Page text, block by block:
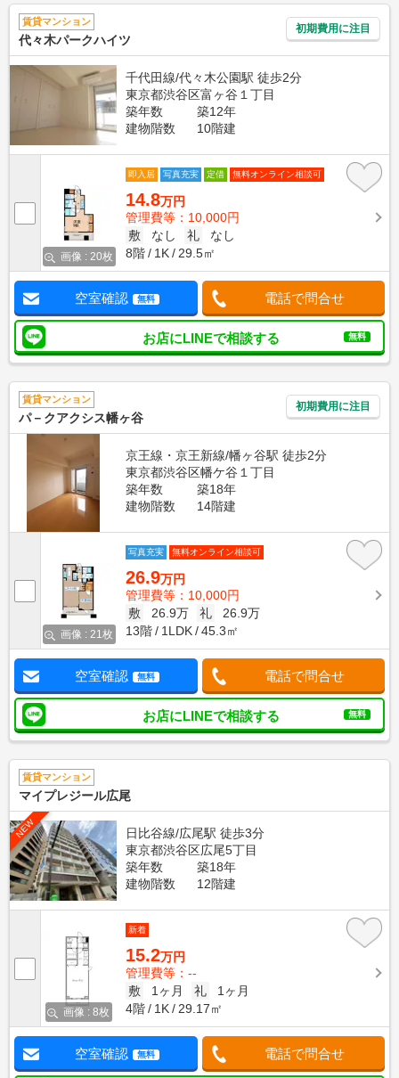
賃貸マンション
代々木パークハイツ
初期費用に注目
千代田線/代々木公園駅 徒歩2分
東京都渋谷区富ヶ谷１丁目
築年数
築12年
建物階数
10階建
画像 : 20枚
即入居 写真充実 定借 無料オンライン相談可
14.8万円
管理費等：10,000円
敷
なし 礼
なし
8階
1K 29.5㎡
空室確認 無料 電話で問合せ
お店にLINEで相談する 無料
賃貸マンション
パ－クアクシス幡ヶ谷
初期費用に注目
京王線・京王新線/幡ヶ谷駅 徒歩2分
東京都渋谷区幡ケ谷１丁目
築年数
築18年
建物階数
14階建
画像 : 21枚
写真充実 無料オンライン相談可
26.9万円
管理費等：10,000円
敷
26.9万 礼
26.9万
13階
1LDK 45.3㎡
空室確認 無料 電話で問合せ
お店にLINEで相談する 無料
賃貸マンション
マイプレジール広尾
NEW
日比谷線/広尾駅 徒歩3分
東京都渋谷区広尾5丁目
築年数
築18年
建物階数
12階建
画像 : 8枚
新着
15.2万円
管理費等：--
敷
1ヶ月 礼
1ヶ月
4階
1K 29.17㎡
空室確認 無料 電話で問合せ